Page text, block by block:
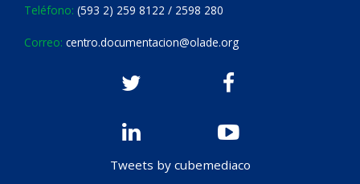
Teléfono: (593 2) 259 8122 / 2598 280
Correo: centro.documentacion@olade.org
Tweets by cubemediaco